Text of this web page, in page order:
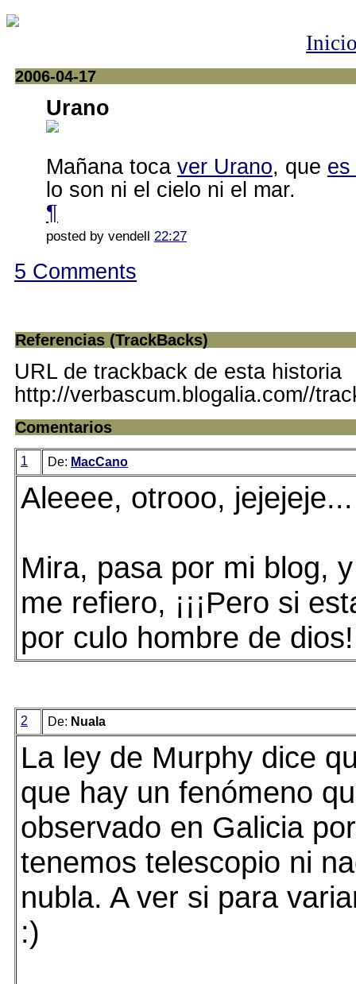
2006-04-17
Urano
Mañana toca ver Urano, que es
lo son ni el cielo ni el mar.
¶
posted by vendell 22:27
5 Comments
Referencias (TrackBacks)
URL de trackback de esta historia
http://verbascum.blogalia.com//
Comentarios
1 De: MacCano
Aleeee, otrooo, jejejeje...
Mira, pasa por mi blog,
me refiero, ¡¡¡Pero si
por culo hombre de
2 De: Nuala
La ley de Murphy dice
que hay un fenómeno
observado en Galicia
tenemos telescopio ni
nubla. A ver si para
:)